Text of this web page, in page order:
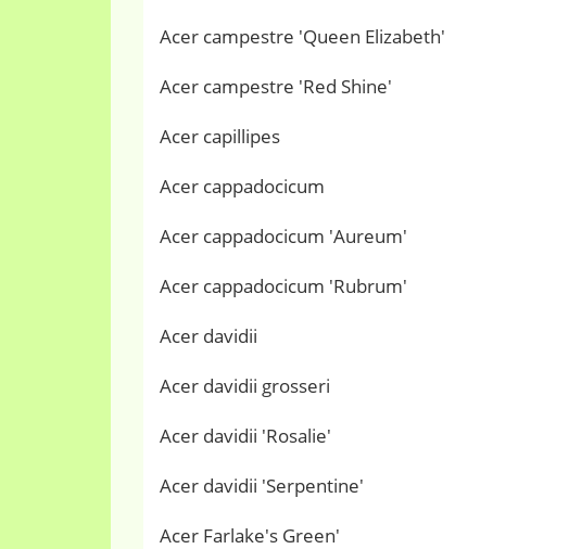
Acer campestre 'Queen Elizabeth'
Acer campestre 'Red Shine'
Acer capillipes
Acer cappadocicum
Acer cappadocicum 'Aureum'
Acer cappadocicum 'Rubrum'
Acer davidii
Acer davidii grosseri
Acer davidii 'Rosalie'
Acer davidii 'Serpentine'
Acer Farlake's Green'